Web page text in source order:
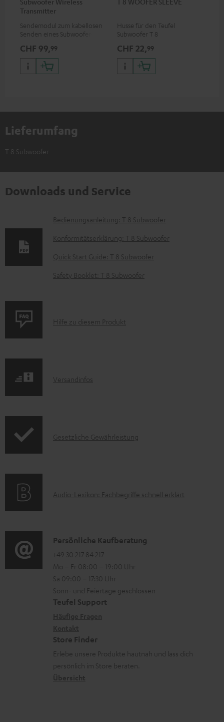
Transmitter
Sendemodul zum kabellosen
Senden eines Subwoofer-
CHF 99,99
Husse für den Teufel
Subwoofer T 8
CHF 22,99
Lieferumfang
T 8 Subwoofer
Downloads und Service
D
o
u
m
t
m
u
e
a
d
e
n
Bedienungsanleitung: T 8 Subwoofer
Konformitätserklärung: T 8 Subwoofer
Quick Start Guide: T 8 Subwoofer
Safety Booklet: T 8 Subwoofer
P
u
A
Hilfe zu diesem Produkt
I
r
i
e
n
z
u
m
e
r
s
Versandinfos
I
r
t
i
o
n
e
u
r
Gesetzliche Gewährleistung
A
i
o
-
L
e
k
o
Audio-Lexikon: Fachbegriffe schnell erklärt
K
o
n
t
a
d
a
Persönliche Kaufberatung
+49 30 217 84 217
Mo – Fr 08:00 – 19:00 Uhr
Sa 09:00 – 17:30 Uhr
Sonn- und Feiertage geschlossen
Teufel Support
Store Finder
Erlebe unsere Produkte hautnah und lass dich
persönlich im Store beraten.